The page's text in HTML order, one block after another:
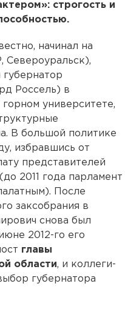
строгость и
начинал на
Североуральск),
губернатор
Россель) в
университете,
В большой политике
избравшись от
представителей
2011 года парламент
После
заксобрания в
снова был
2012-го его
главы
области, и коллеги-
губернатора